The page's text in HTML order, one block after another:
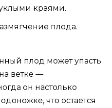
краями.
плода.
плод может упасть
ветке —
он настолько
что остается